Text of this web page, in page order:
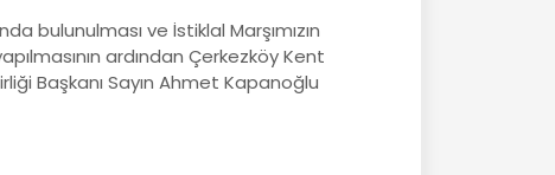
bulunulması ve İstiklal Marşımızın
ardından Çerkezköy Kent
Başkanı Sayın Ahmet Kapanoğlu